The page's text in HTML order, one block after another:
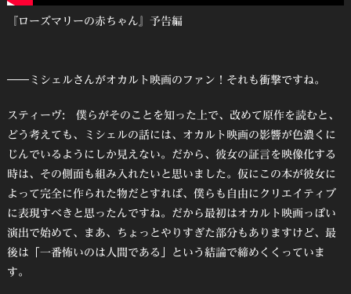
『ローズマリーの赤ちゃん』予告編
――ミシェルさんがオカルト映画のファン！それも衝撃ですね。
スティーヴ: 僕らがそのことを知った上で、改めて原作を読むと、
どう考えても、ミシェルの話には、オカルト映画の影響が色濃くに
じんでいるようにしか見えない。だから、彼女の証言を映像化する
時は、その側面も組み入れたいと思いました。仮にこの本が彼女に
よって完全に作られた物だとすれば、僕らも自由にクリエイティブ
に表現すべきと思ったんですね。だから最初はオカルト映画っぽい
演出で始めて、まあ、ちょっとやりすぎた部分もありますけど、最
後は「一番怖いのは人間である」という結論で締めくくっていま
す。